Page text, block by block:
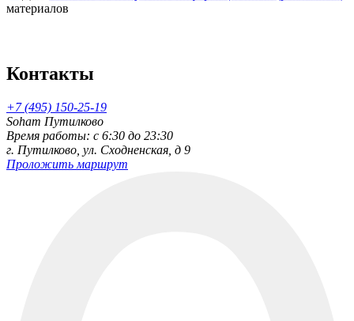
материалов
Контакты
+7 (495) 150-25-19
Soham Путилково
Время работы: c 6:30 до 23:30
г. Путилково, ул. Сходненская, д 9
Проложить маршрут